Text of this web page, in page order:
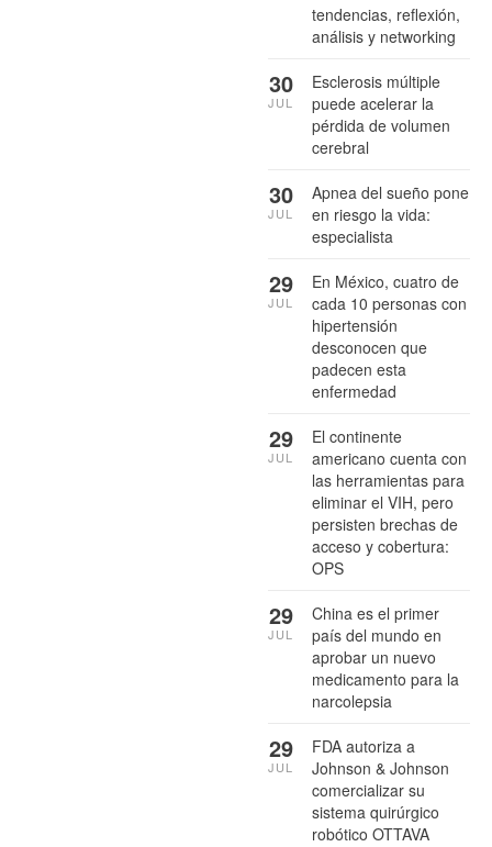
tendencias, reflexión,
análisis y networking
Esclerosis múltiple
puede acelerar la
pérdida de volumen
cerebral
30
JUL
Apnea del sueño pone
en riesgo la vida:
especialista
30
JUL
En México, cuatro de
cada 10 personas con
hipertensión
desconocen que
padecen esta
enfermedad
29
JUL
El continente
americano cuenta con
las herramientas para
eliminar el VIH, pero
persisten brechas de
acceso y cobertura:
OPS
29
JUL
China es el primer
país del mundo en
aprobar un nuevo
medicamento para la
narcolepsia
29
JUL
FDA autoriza a
Johnson & Johnson
comercializar su
sistema quirúrgico
robótico OTTAVA
29
JUL